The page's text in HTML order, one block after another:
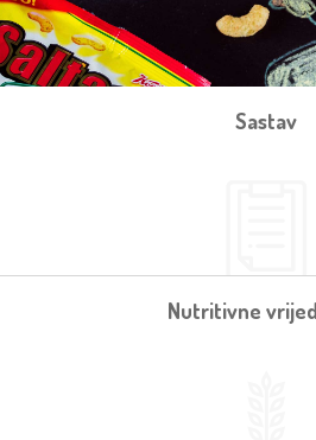
Sastav
Nutritivne